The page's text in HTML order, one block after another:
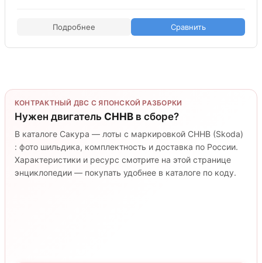
Подробнее Сравнить
КОНТРАКТНЫЙ ДВС С ЯПОНСКОЙ РАЗБОРКИ
Нужен двигатель CHHB в сборе?
В каталоге Сакура — лоты с маркировкой CHHB (Skoda)
: фото шильдика, комплектность и доставка по России.
Характеристики и ресурс смотрите на этой странице
энциклопедии — покупать удобнее в каталоге по коду.